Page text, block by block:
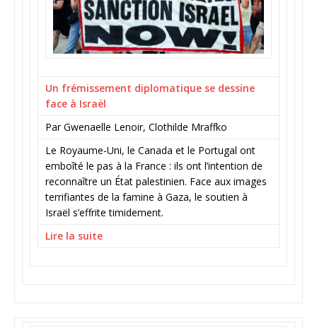
Un frémissement diplomatique se dessine
face à Israël
Par Gwenaelle Lenoir, Clothilde Mraffko
Le Royaume-Uni, le Canada et le Portugal ont
emboîté le pas à la France : ils ont l’intention de
reconnaître un État palestinien. Face aux images
terrifiantes de la famine à Gaza, le soutien à
Israël s’effrite timidement.
Lire la suite